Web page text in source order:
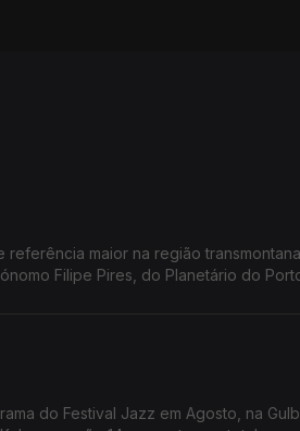
maior na região
Filipe Pires, do Planetário do
do Festival Jazz em Agosto, na